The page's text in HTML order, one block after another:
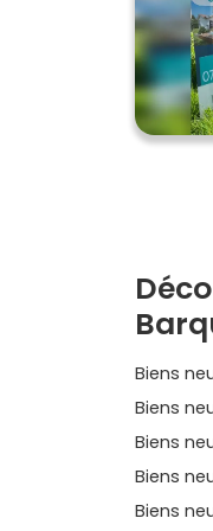
biens,
et
les
à Port-
visiter
pour
Biens
Biens
Biens
Biens
Biens